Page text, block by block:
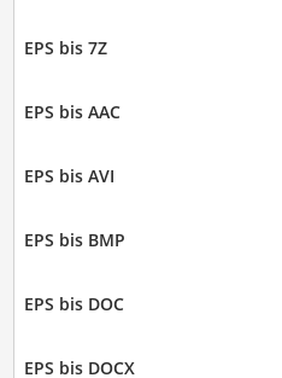
EPS bis 7Z
EPS bis AAC
EPS bis AVI
EPS bis BMP
EPS bis DOC
EPS bis DOCX